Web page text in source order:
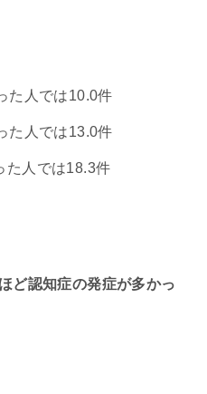
た人では10.0件
た人では13.0件
た人では18.3件
ど認知症の発症が多かっ